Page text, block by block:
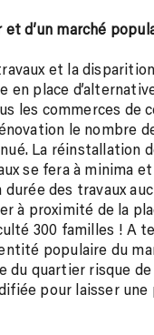
d’un marché
et la
en place
les commerces de
le nombre
La réinstallation
se fera à minima
des travaux
à proximité de la
300 familles ! A
populaire du
du quartier risque de
pour laisser une